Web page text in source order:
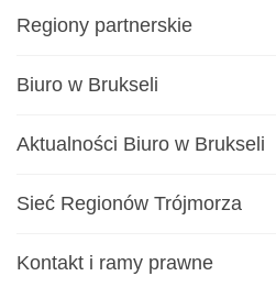
Regiony partnerskie
Biuro w Brukseli
Aktualności Biuro w Brukseli
Sieć Regionów Trójmorza
Kontakt i ramy prawne